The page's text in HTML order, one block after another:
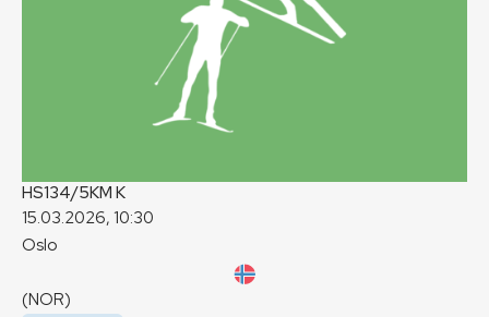
HS134/5KM K
15.03.2026, 10:30
Oslo
(NOR)